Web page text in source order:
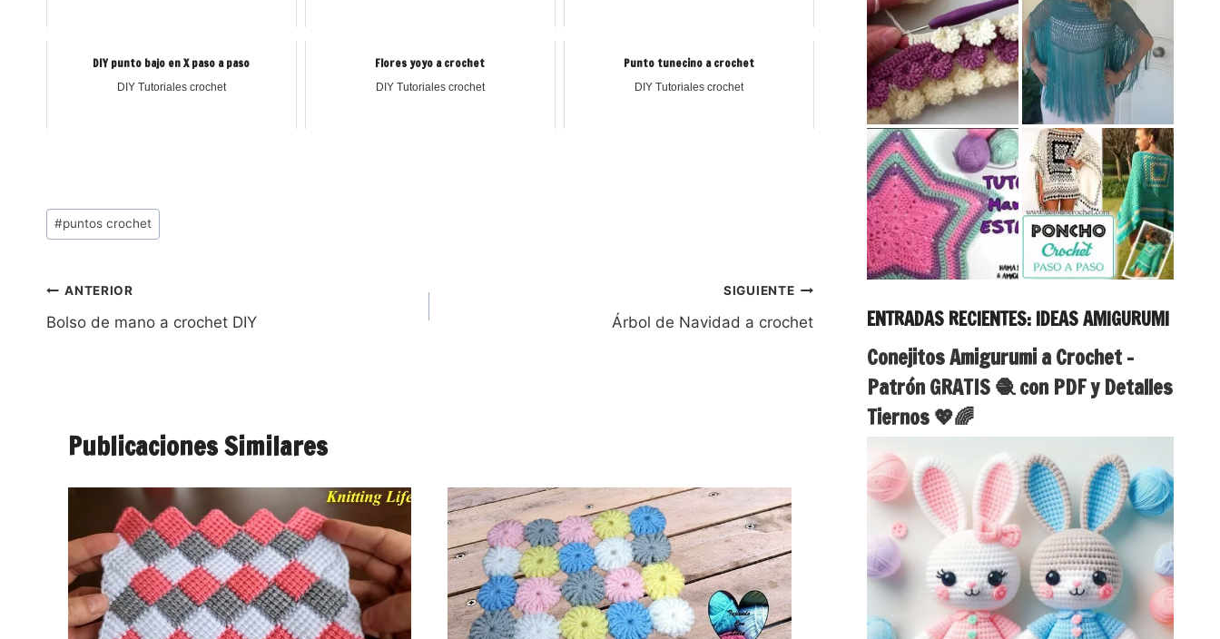
DIY punto bajo en X paso a paso
DIY Tutoriales crochet
Flores yoyo a crochet
DIY Tutoriales crochet
Punto tunecino a crochet
DIY Tutoriales crochet
#puntos crochet
ANTERIOR
Bolso de mano a crochet DIY
SIGUIENTE
Árbol de Navidad a crochet
Publicaciones Similares
ENTRADAS RECIENTES: IDEAS AMIGURUMI
Conejitos Amigurumi a Crochet –
Patrón GRATIS 🧶 con PDF y Detalles
Tiernos 💖🌈